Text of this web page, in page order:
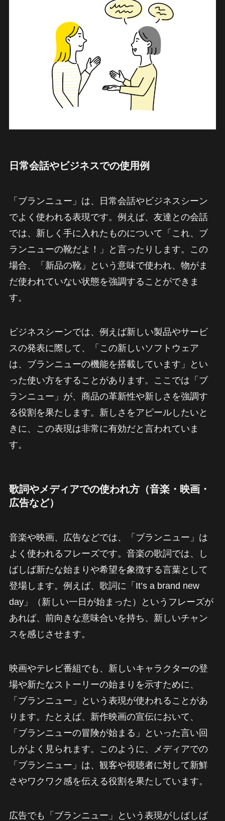
日常会話やビジネスでの使用例
「ブランニュー」は、日常会話やビジネスシーン
でよく使われる表現です。例えば、友達との会話
では、新しく手に入れたものについて「これ、ブ
ランニューの靴だよ！」と言ったりします。この
場合、「新品の靴」という意味で使われ、物がま
だ使われていない状態を強調することができま
す。
ビジネスシーンでは、例えば新しい製品やサービ
スの発表に際して、「この新しいソフトウェア
は、ブランニューの機能を搭載しています」とい
った使い方をすることがあります。ここでは「ブ
ランニュー」が、商品の革新性や新しさを強調す
る役割を果たします。新しさをアピールしたいと
きに、この表現は非常に有効だと言われていま
す。
歌詞やメディアでの使われ方（音楽・映画・
広告など）
音楽や映画、広告などでは、「ブランニュー」は
よく使われるフレーズです。音楽の歌詞では、し
ばしば新たな始まりや希望を象徴する言葉として
登場します。例えば、歌詞に「It’s a brand new
day」（新しい一日が始まった）というフレーズが
あれば、前向きな意味合いを持ち、新しいチャン
スを感じさせます。
映画やテレビ番組でも、新しいキャラクターの登
場や新たなストーリーの始まりを示すために、
「ブランニュー」という表現が使われることがあ
ります。たとえば、新作映画の宣伝において、
「ブランニューの冒険が始まる」といった言い回
しがよく見られます。このように、メディアでの
「ブランニュー」は、観客や視聴者に対して新鮮
さやワクワク感を伝える役割を果たしています。
広告でも「ブランニュー」という表現がしばしば